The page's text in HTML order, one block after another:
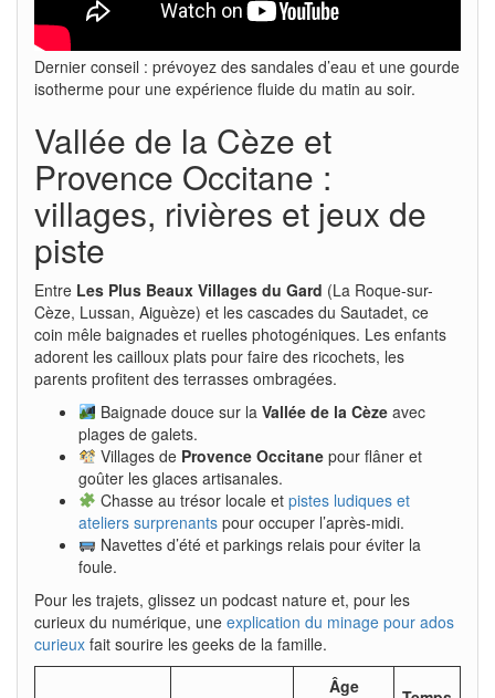
Dernier conseil : prévoyez des sandales d’eau et une gourde
isotherme pour une expérience fluide du matin au soir.
Vallée de la Cèze et
Provence Occitane :
villages, rivières et jeux de
piste
Entre Les Plus Beaux Villages du Gard (La Roque-sur-
Cèze, Lussan, Aiguèze) et les cascades du Sautadet, ce
coin mêle baignades et ruelles photogéniques. Les enfants
adorent les cailloux plats pour faire des ricochets, les
parents profitent des terrasses ombragées.
Baignade douce sur la Vallée de la Cèzeavec
plages de galets.
Villages de Provence Occitanepour flâner et
goûter les glaces artisanales.
Chasse au trésor locale et pistes ludiques et
ateliers surprenants pour occuper l’après-midi.
Navettes d’été et parkings relais pour éviter la
foule.
Pour les trajets, glissez un podcast nature et, pour les
curieux du numérique, une explication du minage pour ados
curieux fait sourire les geeks de la famille.
Âge